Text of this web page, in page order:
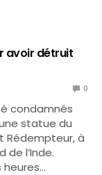
avoir détruit
0
condamnés
statue du
Rédempteur, à
de l’Inde.
heures…